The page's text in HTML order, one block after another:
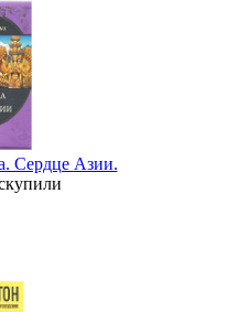
Сердце Азии.